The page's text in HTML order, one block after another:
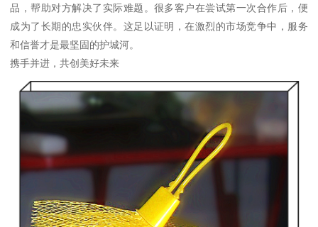
品，帮助对方解决了实际难题。很多客户在尝试第一次合作后，便
成为了长期的忠实伙伴。这足以证明，在激烈的市场竞争中，服务
和信誉才是最坚固的护城河。
携手并进，共创美好未来